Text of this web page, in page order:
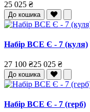
25 025 ₴
До кошика
Набір ВСЕ Є - 7 (куля)
27 100 ₴25 025 ₴
До кошика
Набір ВСЕ Є - 7 (герб)